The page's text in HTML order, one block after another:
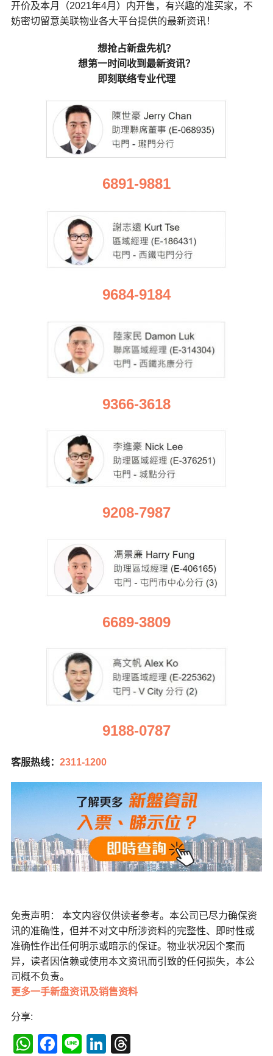
开价及本月（2021年4月）内开售，有兴趣的准买家，不
妨密切留意美联物业各大平台提供的最新资讯！
想抢占新盘先机？
想第一时间收到最新资讯？
即刻联络专业代理
6891-9881
9684-9184
9366-3618
9208-7987
6689-3809
9188-0787
客服热线： 2311-1200
免责声明： 本文内容仅供读者参考。本公司已尽力确保资
讯的准确性，但并不对文中所涉资料的完整性、即时性或
准确性作出任何明示或暗示的保证。物业状况因个案而
异，读者因信赖或使用本文资讯而引致的任何损失，本公
司概不负责。
更多一手新盘资讯及销售资料
分享:
WhatsApp
Facebook
LineLinkedIn